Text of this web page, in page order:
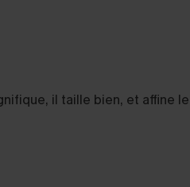
il taille bien, et affine